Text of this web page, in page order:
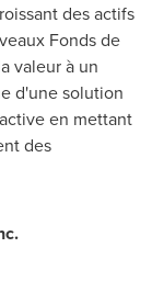
des actifs
Fonds de
valeur à un
d'une solution
en mettant
des